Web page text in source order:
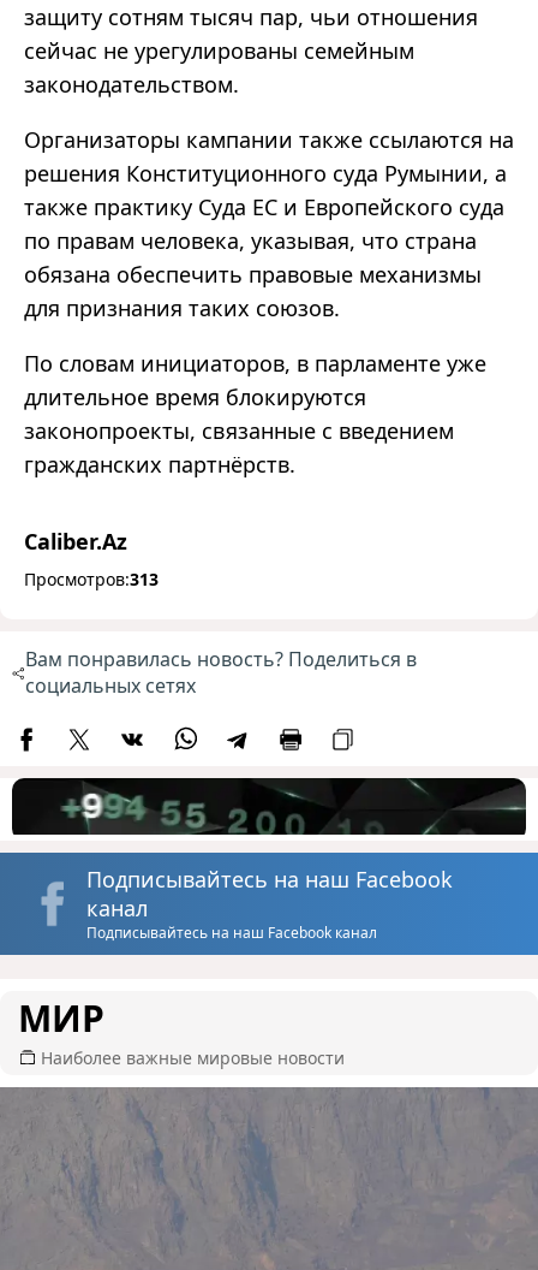
защиту сотням тысяч пар, чьи отношения
сейчас не урегулированы семейным
законодательством.
Организаторы кампании также ссылаются на
решения Конституционного суда Румынии, а
также практику Суда ЕС и Европейского суда
по правам человека, указывая, что страна
обязана обеспечить правовые механизмы
для признания таких союзов.
По словам инициаторов, в парламенте уже
длительное время блокируются
законопроекты, связанные с введением
гражданских партнёрств.
Caliber.Az
Просмотров:313
Вам понравилась новость? Поделиться в
социальных сетях
Подписывайтесь на наш Facebook
канал
Подписывайтесь на наш Facebook канал
МИР
Наиболее важные мировые новости